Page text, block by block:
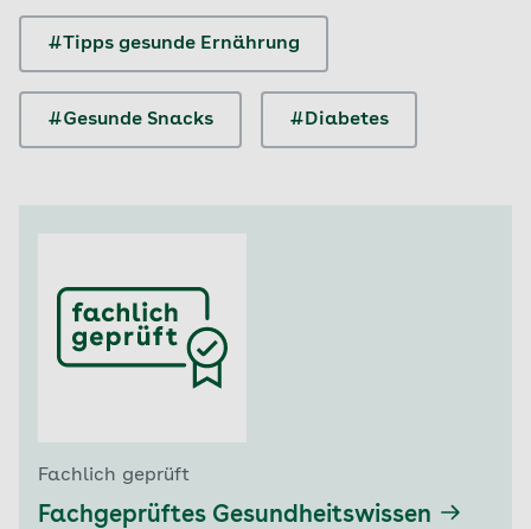
#Tipps gesunde Ernährung
#Gesunde Snacks #Diabetes
Fachlich geprüft
Fachgeprüftes Gesundheitswissen